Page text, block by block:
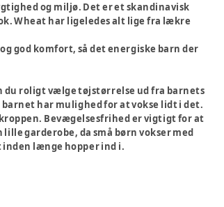
og miljø. Det er et skandinavisk
Wheat har ligeledes alt lige fra lækre
god komfort, så det energiske barn der
du roligt vælge tøjstørrelse ud fra barnets
har mulighed for at vokse lidt i det.
Bevægelsesfrihed er vigtigt for at
garderobe, da små børn vokser med
længe hopper ind i.